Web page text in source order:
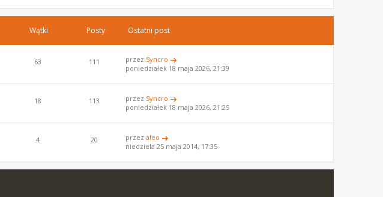
Wątki Posty Ostatni post
63 111 przez Syncro
poniedziałek 18 maja 2026, 21:39
18 113 przez Syncro
poniedziałek 18 maja 2026, 21:25
4 20 przezaleo
niedziela 25 maja 2014, 17:35